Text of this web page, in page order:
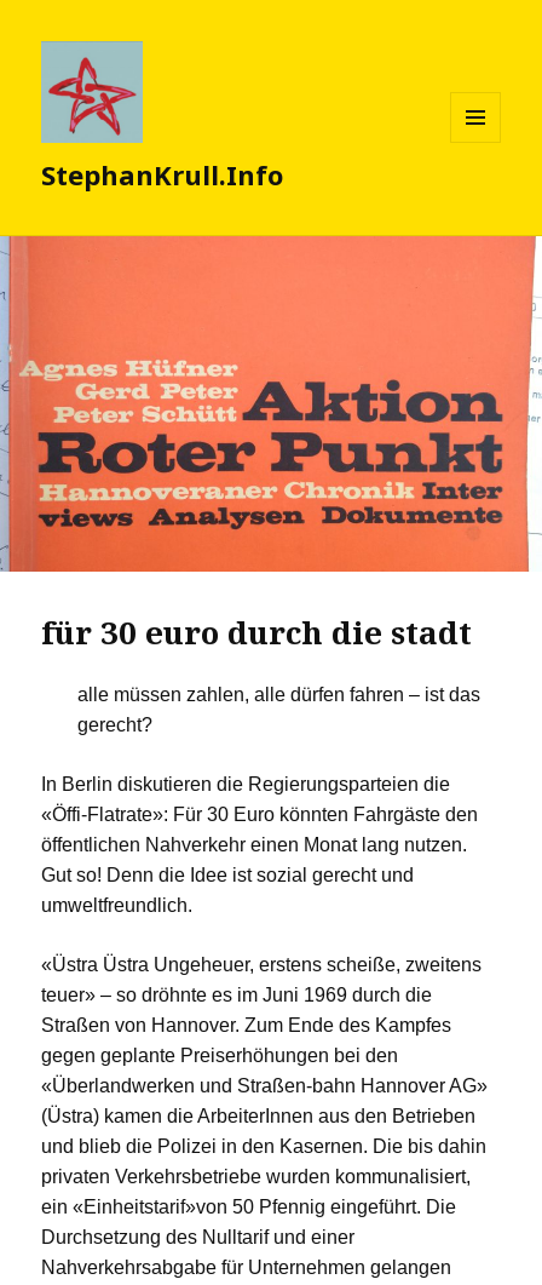
StephanKrull.Info
für 30 euro durch die stadt
alle müssen zahlen, alle dürfen fahren – ist das
gerecht?
In Berlin diskutieren die Regierungsparteien die
«Öffi-Flatrate»: Für 30 Euro könnten Fahrgäste den
öffentlichen Nahverkehr einen Monat lang nutzen.
Gut so! Denn die Idee ist sozial gerecht und
umweltfreundlich.
«Üstra Üstra Ungeheuer, erstens scheiße, zweitens
teuer» – so dröhnte es im Juni 1969 durch die
Straßen von Hannover. Zum Ende des Kampfes
gegen geplante Preiserhöhungen bei den
«Überlandwerken und Straßen-bahn Hannover AG»
(Üstra) kamen die ArbeiterInnen aus den Betrieben
und blieb die Polizei in den Kasernen. Die bis dahin
privaten Verkehrsbetriebe wurden kommunalisiert,
ein «Einheitstarif»von 50 Pfennig eingeführt. Die
Durchsetzung des Nulltarif und einer
Nahverkehrsabgabe für Unternehmen gelangen